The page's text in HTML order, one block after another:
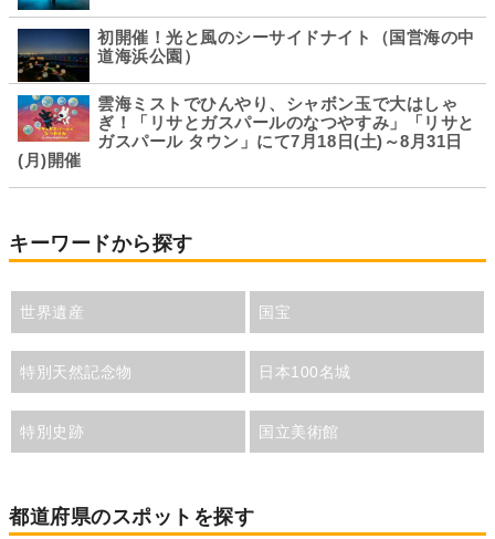
初開催！光と風のシーサイドナイト（国営海の中
道海浜公園）
雲海ミストでひんやり、シャボン玉で大はしゃ
ぎ！「リサとガスパールのなつやすみ」「リサと
ガスパール タウン」にて7月18日(土)～8月31日
(月)開催
キーワードから探す
世界遺産 国宝
特別天然記念物 日本100名城
特別史跡 国立美術館
都道府県のスポットを探す